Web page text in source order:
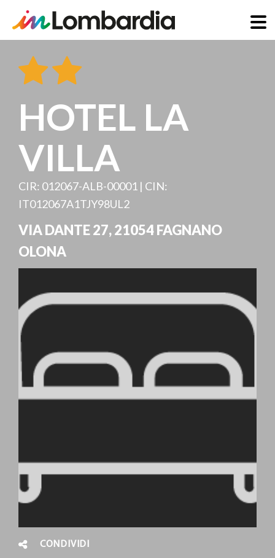
contenuto
HOTEL LA
VILLA
CIR: 012067-ALB-00001 | CIN:
IT012067A1TJY98UL2
VIA DANTE 27,21054FAGNANO
OLONA
CONDIVIDI